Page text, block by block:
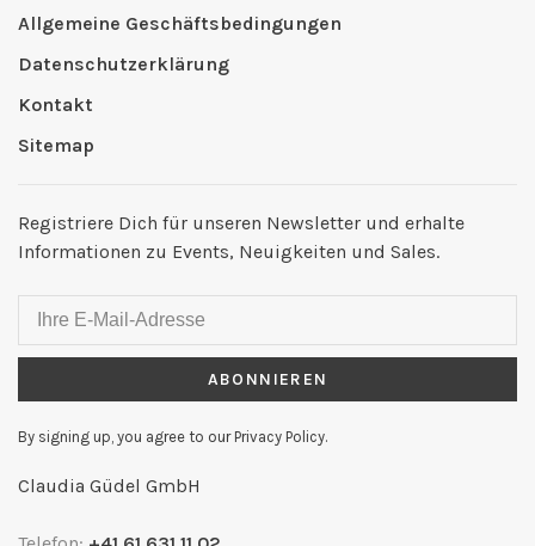
Allgemeine Geschäftsbedingungen
Datenschutzerklärung
Kontakt
Sitemap
Registriere Dich für unseren Newsletter und erhalte
Informationen zu Events, Neuigkeiten und Sales.
ABONNIEREN
By signing up, you agree to our Privacy Policy.
Claudia Güdel GmbH